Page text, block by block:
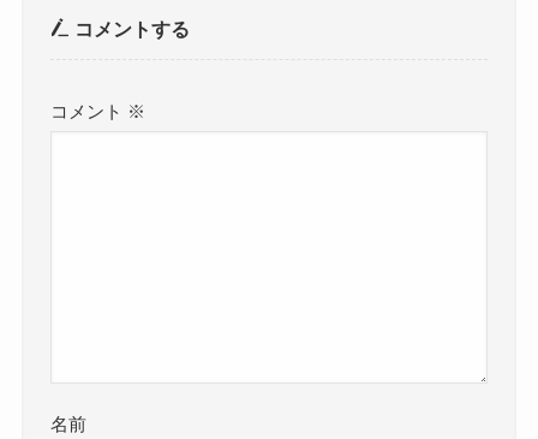
コメントする
コメント ※
名前